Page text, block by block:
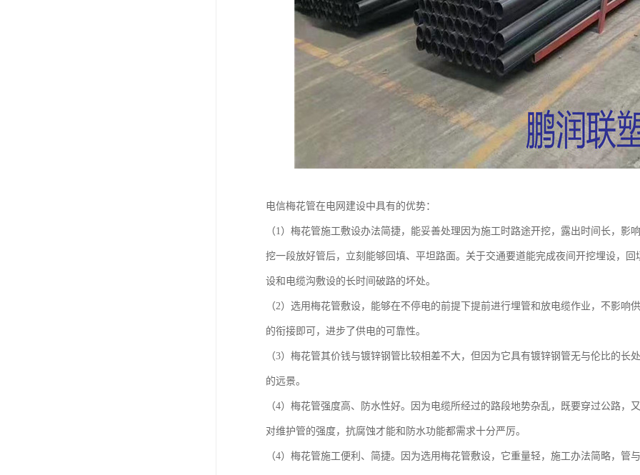
电信梅花管在电网建设中具有的优势：
（1）梅花管施工敷设办法简捷，能妥善处理因为施工时路途开挖，露出时间长，影
挖一段放好管后，立刻能够回填、平坦路面。关于交通要道能完成夜间开挖埋设，
设和电缆沟敷设的长时间破路的坏处。
（2）选用梅花管敷设，能够在不停电的前提下提前进行埋管和放电缆作业，不影响
的衔接即可，进步了供电的可靠性。
（3）梅花管其价钱与镀锌钢管比较相差不大，但因为它具有镀锌钢管无与伦比的长
的远景。
（4）梅花管强度高、防水性好。因为电缆所经过的路段地势杂乱，既要穿过公路，
对维护管的强度，抗腐蚀才能和防水功能都需求十分严厉。
（4）梅花管施工便利、简捷。因为选用梅花管敷设，它重量轻，施工办法简略，管